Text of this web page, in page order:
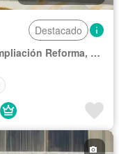
Destacado
Ampliación Reforma Sur, Colonia Ampliación Reforma, Puebla